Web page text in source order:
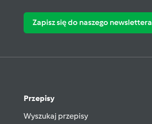
Zapisz się do naszego newslettera
Przepisy
Wyszukaj przepisy